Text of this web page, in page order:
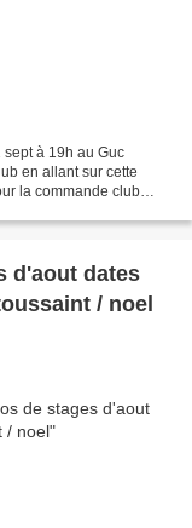
à 19h au Guc
en allant sur cette
la commande club
d'aout dates
/ noel